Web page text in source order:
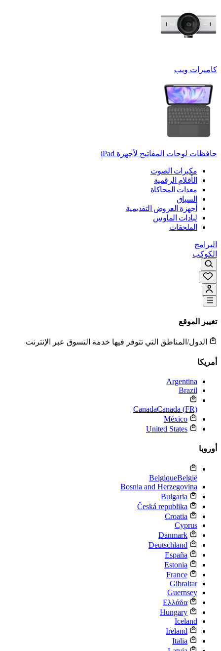
كاميرات ويب
حافظات لوحات المفاتيح لأجهزة ‏iPad
مكبرات الصوت
الأقلام الرقمية
معدات المحاكاة
السباق
أجهزة العروض التقديمية
لبادات الماوس
الملحقات
البرامج
الكوكب
تغيير الموقع
الدول/المناطق التي تتوفر فيها خدمة التسوق عبر الإنترنت
أمريكا
Argentina
Brazil
CanadaCanada (FR)
México
United States
أوروبا
BelgiqueBelgië
Bosnia and Herzegovina
Bulgaria
Česká republika
Croatia
Cyprus
Danmark
Deutschland
España
Estonia
France
Gibraltar
Guernsey
Ελλάδα
Hungary
Iceland
Ireland
Italia